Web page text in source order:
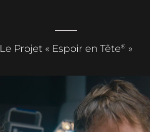
Le Projet « Espoir en Tête® »